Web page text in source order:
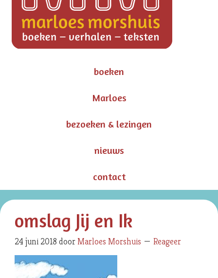
boeken
Marloes
bezoeken & lezingen
nieuws
contact
omslag Jij en Ik
24 juni 2018 doorMarloes Morshuis Reageer